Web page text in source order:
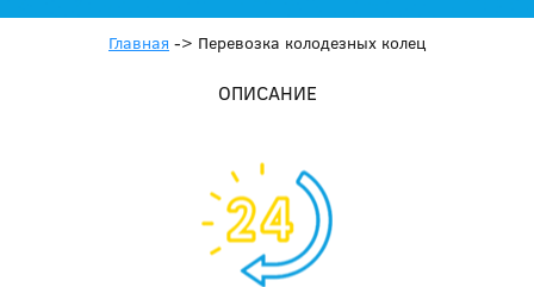
Главная -> Перевозка колодезных колец
ОПИСАНИЕ